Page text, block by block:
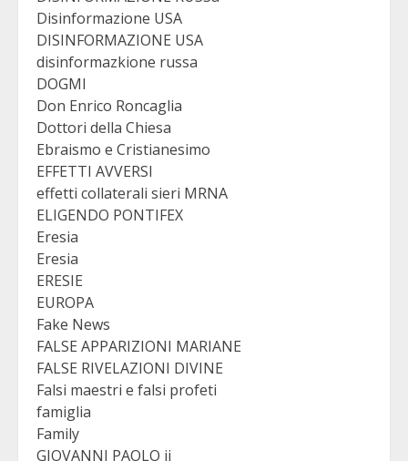
Disinformazione USA
DISINFORMAZIONE USA
disinformazkione russa
DOGMI
Don Enrico Roncaglia
Dottori della Chiesa
Ebraismo e Cristianesimo
EFFETTI AVVERSI
effetti collaterali sieri MRNA
ELIGENDO PONTIFEX
Eresia
Eresia
ERESIE
EUROPA
Fake News
FALSE APPARIZIONI MARIANE
FALSE RIVELAZIONI DIVINE
Falsi maestri e falsi profeti
famiglia
Family
GIOVANNI PAOLO ii